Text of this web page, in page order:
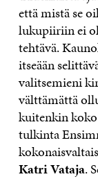
että mistä se
lukupiiriin ei
tehtävä.
itseään
valitsemieni
välttämättä
kuitenkin
tulkinta
Katri Vataja.